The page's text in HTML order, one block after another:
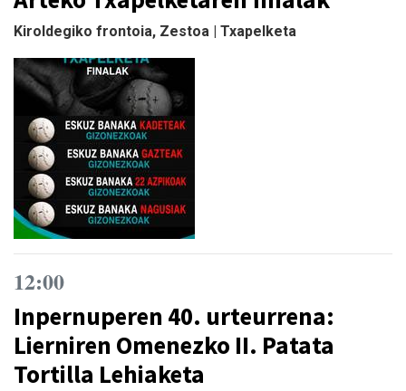
Kiroldegiko frontoia, Zestoa | Txapelketa
12:00
Inpernuperen 40. urteurrena:
Lierniren Omenezko II. Patata
Tortilla Lehiaketa